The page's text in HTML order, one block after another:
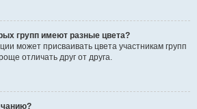
групп имеют разные цвета?
может присваивать цвета участникам групп
отличать друг от друга.